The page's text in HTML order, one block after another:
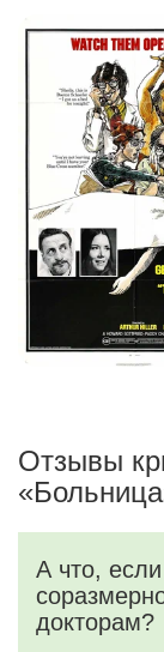
Отзывы
А что,
докторам?